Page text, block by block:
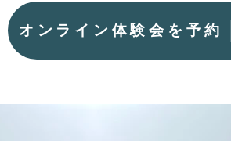
オンライン体験会を予約